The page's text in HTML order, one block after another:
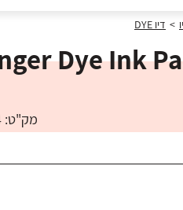
> דיו DYE
מק"ט: 789541042914